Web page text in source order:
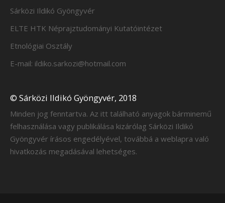
Sárközi Ildikó Gyöngyvér
ELTE HTK Néprajztudományi Kutatóintézet
Etnológiai Osztály
E-mail: ildiko.sarkozi@hotmail.com
© Sárközi Ildikó Gyöngyvér, 2018
Minden jog fenntartva. Az itt található anyagok bárminemű
felhasználása vagy publikálása kizárólag Sárközi Ildikó
Gyöngyvér írásos engedélyével, továbbá a weblapra való
hivatkozás megadásával lehetséges.